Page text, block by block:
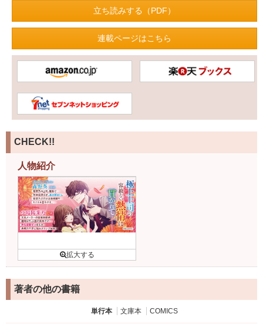
立ち読みする（PDF）
連載ページはこちら
CHECK!!
人物紹介
著者の他の書籍
単行本 文庫本 COMICS